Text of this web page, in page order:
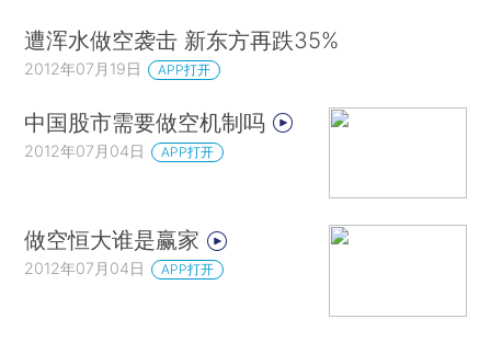
遭浑水做空袭击 新东方再跌35%
2012年07月19日 APP打开
中国股市需要做空机制吗
2012年07月04日 APP打开
做空恒大谁是赢家
2012年07月04日 APP打开